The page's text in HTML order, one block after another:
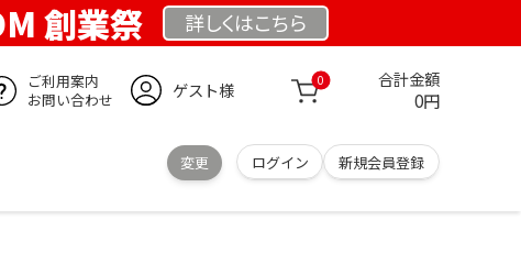
創業祭 詳しくはこちら
ご利用案内
お問い合わせ
ゲスト様 0 合計金額
0円
変更 ログイン 新規会員登録